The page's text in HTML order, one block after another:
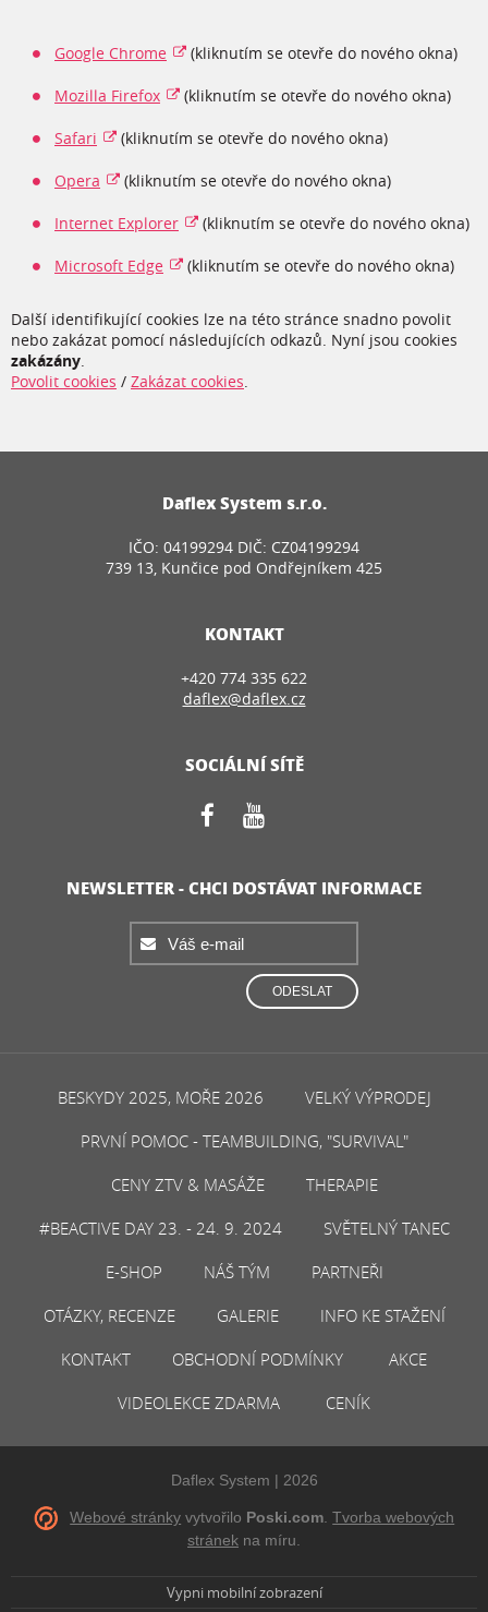
Google Chrome (kliknutím se otevře do nového okna)
Mozilla Firefox (kliknutím se otevře do nového okna)
Safari (kliknutím se otevře do nového okna)
Opera (kliknutím se otevře do nového okna)
Internet Explorer (kliknutím se otevře do nového okna)
Microsoft Edge (kliknutím se otevře do nového okna)
Další identifikující cookies lze na této stránce snadno povolit
nebo zakázat pomocí následujících odkazů. Nyní jsou cookies
zakázány.
Povolit cookies / Zakázat cookies.
Daflex System s.r.o.
IČO: 04199294 DIČ: CZ04199294
739 13, Kunčice pod Ondřejníkem 425
KONTAKT
+420 774 335 622
daflex@daflex.cz
SOCIÁLNÍ SÍTĚ
NEWSLETTER - CHCI DOSTÁVAT INFORMACE
ODESLAT
BESKYDY 2025, MOŘE 2026
VELKÝ VÝPRODEJ
PRVNÍ POMOC - TEAMBUILDING, "SURVIVAL"
CENY ZTV & MASÁŽE
THERAPIE
#BEACTIVE DAY 23. - 24. 9. 2024
SVĚTELNÝ TANEC
E-SHOP
NÁŠ TÝM
PARTNEŘI
OTÁZKY, RECENZE
GALERIE
INFO KE STAŽENÍ
KONTAKT
OBCHODNÍ PODMÍNKY
AKCE
VIDEOLEKCE ZDARMA
CENÍK
Daflex System | 2026
Webové stránky vytvořilo Poski.com .Tvorba webových
stránek na míru.
Vypni mobilní zobrazení